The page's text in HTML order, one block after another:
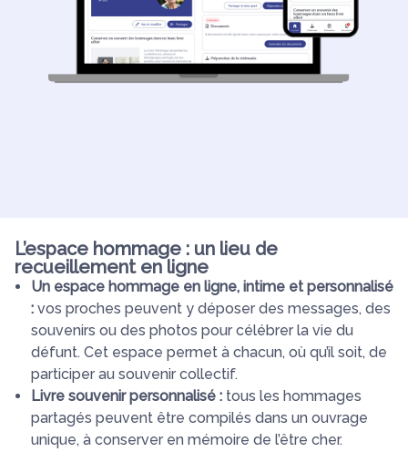
L’espace hommage : un lieu de
recueillement en ligne
Un espace hommage en ligne, intime et personnalisé
: vos proches peuvent y déposer des messages, des
souvenirs ou des photos pour célébrer la vie du
défunt. Cet espace permet à chacun, où qu’il soit, de
participer au souvenir collectif.
Livre souvenir personnalisé : tous les hommages
partagés peuvent être compilés dans un ouvrage
unique, à conserver en mémoire de l’être cher.